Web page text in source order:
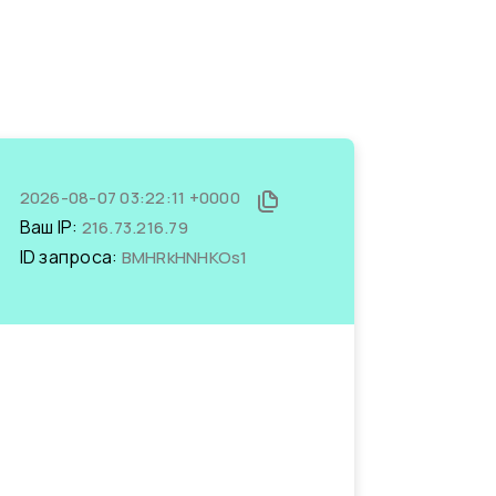
2026-08-07 03:22:11 +0000
Ваш IP: 216.73.216.79
ID запроса: BMHRkHNHKOs1